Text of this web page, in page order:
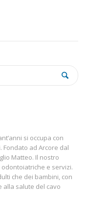
si occupa con
ad Arcore dal
Matteo. Il nostro
e servizi.
che dei bambini, con
salute del cavo